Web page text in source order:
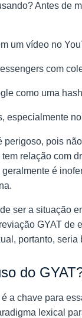
Antes de
um vídeo no
com
como uma
especialmente
perigoso, pois
relação com
é
ser a situação
GYAT de
portanto,
do
a chave para
lexical